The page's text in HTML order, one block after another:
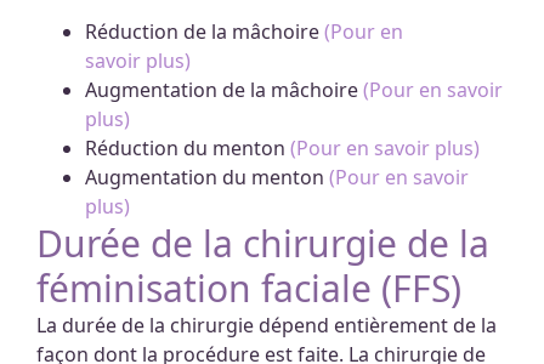
Réduction de la mâchoire(Pour en
savoir plus)
Augmentation de la mâchoire(Pour en savoir
plus)
Réduction du menton (Pour en savoir plus)
Augmentation du menton (Pour en savoir
plus)
Durée de la chirurgie de la
féminisation faciale (FFS)
La durée de la chirurgie dépend entièrement de la
façon dont la procédure est faite. La chirurgie de